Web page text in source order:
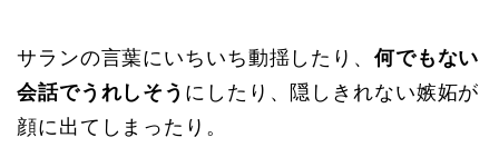
サランの言葉にいちいち動揺したり、 何でもない
会話でうれしそう にしたり、隠しきれない嫉妬が
顔に出てしまったり。